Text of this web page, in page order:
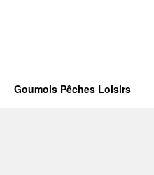
Goumois Pêches Loisirs